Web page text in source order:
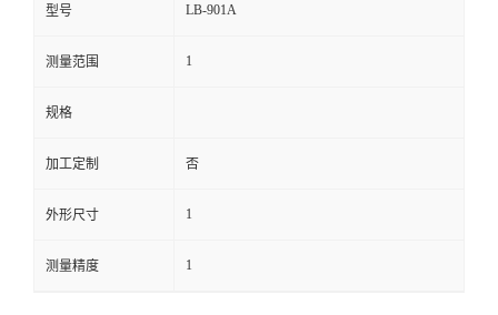
型号 LB-901A
测量范围 1
规格
加工定制 否
外形尺寸 1
测量精度 1